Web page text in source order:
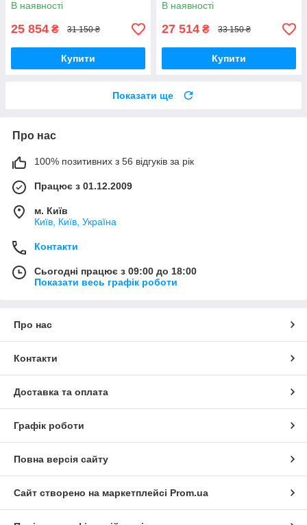
В наявності
25 854 ₴ 31 150 ₴
Купити
В наявності
27 514 ₴ 33 150 ₴
Купити
Показати ще
Про нас
100% позитивних з 56 відгуків за рік
Працює з 01.12.2009
м. Київ
Київ, Київ, Україна
Контакти
Сьогодні працює з 09:00 до 18:00
Показати весь графік роботи
Про нас
Контакти
Доставка та оплата
Графік роботи
Повна версія сайту
Сайт створено на маркетплейсі Prom.ua